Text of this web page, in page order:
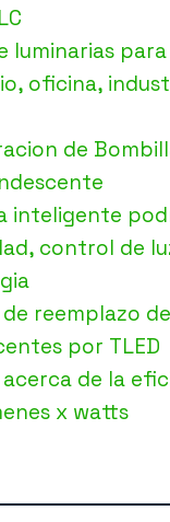
luminarias
oficina,
de
inteligente
control de
de reemplazo
por TLED
de la
x watts